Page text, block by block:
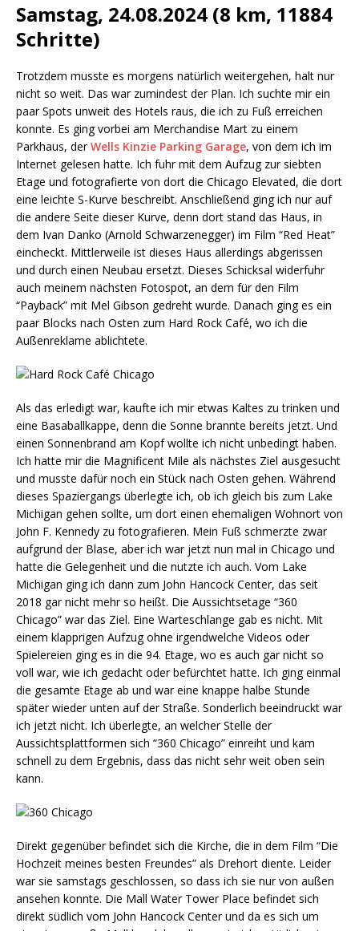
Samstag, 24.08.2024 (8 km, 11884
Schritte)
Trotzdem musste es morgens natürlich weitergehen, halt nur
nicht so weit. Das war zumindest der Plan. Ich suchte mir ein
paar Spots unweit des Hotels raus, die ich zu Fuß erreichen
konnte. Es ging vorbei am Merchandise Mart zu einem
Parkhaus, derWells Kinzie Parking Garage, von dem ich im
Internet gelesen hatte. Ich fuhr mit dem Aufzug zur siebten
Etage und fotografierte von dort die Chicago Elevated, die dort
eine leichte S-Kurve beschreibt. Anschließend ging ich nur auf
die andere Seite dieser Kurve, denn dort stand das Haus, in
dem Ivan Danko (Arnold Schwarzenegger) im Film “Red Heat”
eincheckt. Mittlerweile ist dieses Haus allerdings abgerissen
und durch einen Neubau ersetzt. Dieses Schicksal widerfuhr
auch meinem nächsten Fotospot, an dem für den Film
“Payback” mit Mel Gibson gedreht wurde. Danach ging es ein
paar Blocks nach Osten zum Hard Rock Café, wo ich die
Außenreklame ablichtete.
Als das erledigt war, kaufte ich mir etwas Kaltes zu trinken und
eine Basaballkappe, denn die Sonne brannte bereits jetzt. Und
einen Sonnenbrand am Kopf wollte ich nicht unbedingt haben.
Ich hatte mir die Magnificent Mile als nächstes Ziel ausgesucht
und musste dafür noch ein Stück nach Osten gehen. Während
dieses Spaziergangs überlegte ich, ob ich gleich bis zum Lake
Michigan gehen sollte, um dort einen ehemaligen Wohnort von
John F. Kennedy zu fotografieren. Mein Fuß schmerzte zwar
aufgrund der Blase, aber ich war jetzt nun mal in Chicago und
hatte die Gelegenheit und die nutzte ich auch. Vom Lake
Michigan ging ich dann zum John Hancock Center, das seit
2018 gar nicht mehr so heißt. Die Aussichtsetage “360
Chicago” war das Ziel. Eine Warteschlange gab es nicht. Mit
einem klapprigen Aufzug ohne irgendwelche Videos oder
Spielereien ging es in die 94. Etage, wo es auch gar nicht so
voll war, wie ich gedacht oder befürchtet hatte. Ich ging einmal
die gesamte Etage ab und war eine knappe halbe Stunde
später wieder unten auf der Straße. Sonderlich beeindruckt war
ich jetzt nicht. Ich überlegte, an welcher Stelle der
Aussichtsplattformen sich “360 Chicago” einreiht und kam
schnell zu dem Ergebnis, dass das nicht sehr weit oben sein
kann.
Direkt gegenüber befindet sich die Kirche, die in dem Film “Die
Hochzeit meines besten Freundes” als Drehort diente. Leider
war sie samstags geschlossen, so dass ich sie nur von außen
ansehen konnte. Die Mall Water Tower Place befindet sich
direkt südlich vom John Hancock Center und da es sich um